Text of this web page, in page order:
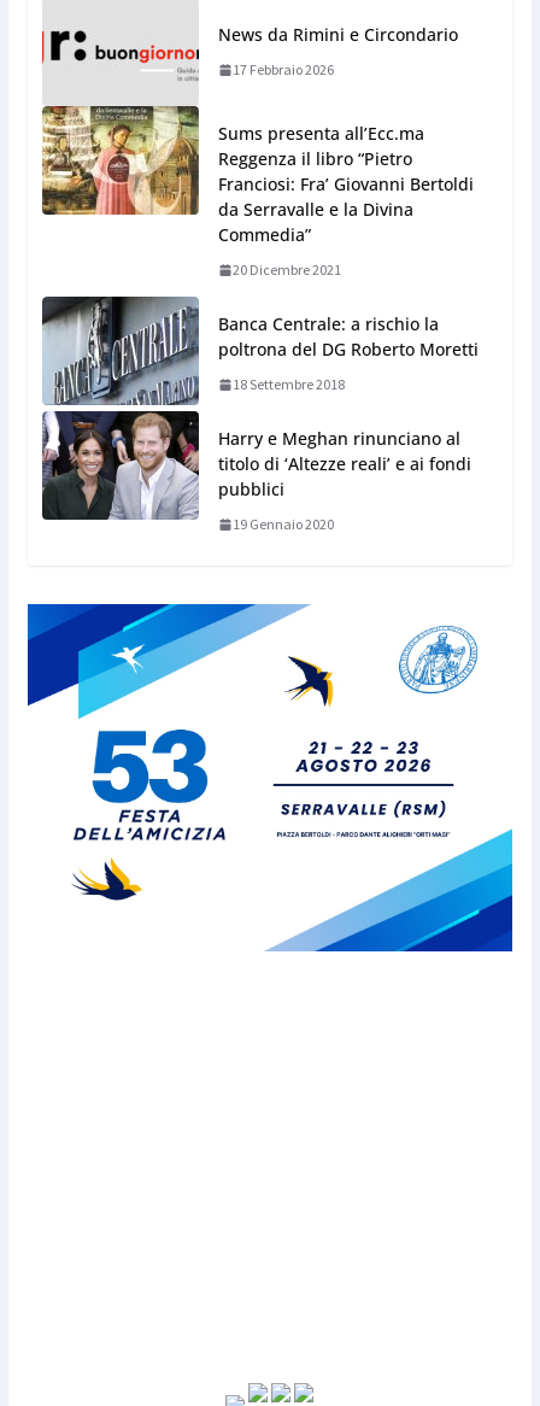
News da Rimini e Circondario
17 Febbraio 2026
Sums presenta all’Ecc.ma
Reggenza il libro “Pietro
Franciosi: Fra’ Giovanni Bertoldi
da Serravalle e la Divina
Commedia”
20 Dicembre 2021
Banca Centrale: a rischio la
poltrona del DG Roberto Moretti
18 Settembre 2018
Harry e Meghan rinunciano al
titolo di ‘Altezze reali’ e ai fondi
pubblici
19 Gennaio 2020